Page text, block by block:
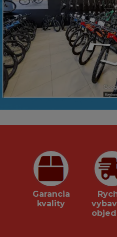
Garancia
kvality